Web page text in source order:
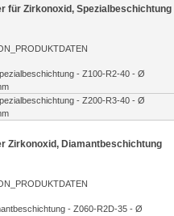
für Zirkonoxid, Spezialbeschichtung
- Z100-R2-40 - Ø
- Z200-R3-40 - Ø
Zirkonoxid, Diamantbeschichtung
- Z060-R2D-35 - Ø